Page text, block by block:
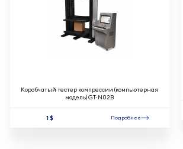
Коробчатый тестер компрессии (компьютерная
модель) GT-N02B
1 $ Подробнее